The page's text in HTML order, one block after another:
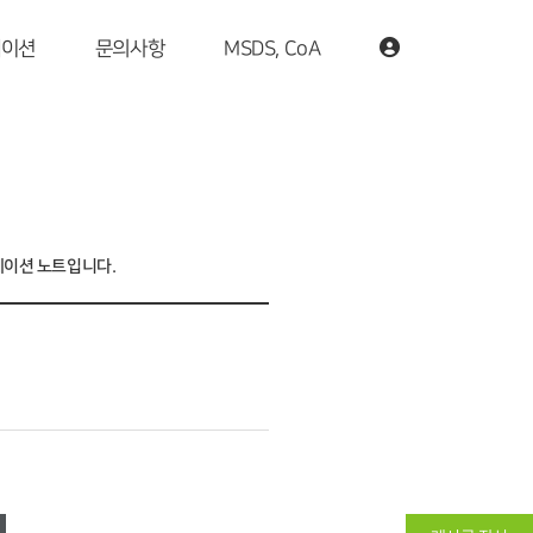
션 문의사항 MSDS, CoA
션 노트입니다.